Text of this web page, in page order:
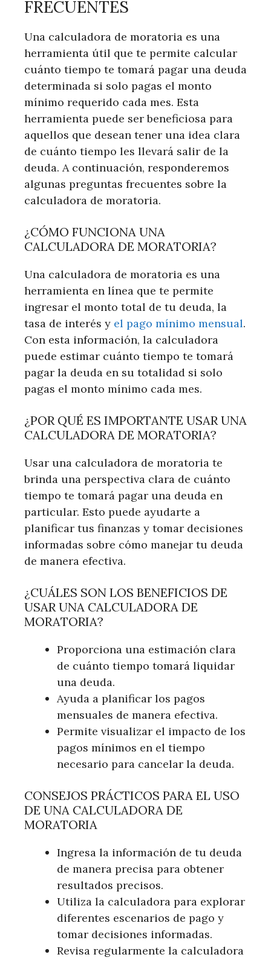
FRECUENTES
Una calculadora de moratoria es una
herramienta útil que te permite calcular
cuánto tiempo te tomará pagar una deuda
determinada si solo pagas el monto
mínimo requerido cada mes. Esta
herramienta puede ser beneficiosa para
aquellos que desean tener una idea clara
de cuánto tiempo les llevará salir de la
deuda. A continuación, responderemos
algunas preguntas frecuentes sobre la
calculadora de moratoria.
¿CÓMO FUNCIONA UNA
CALCULADORA DE MORATORIA?
Una calculadora de moratoria es una
herramienta en línea que te permite
ingresar el monto total de tu deuda, la
tasa de interés y el pago mínimo mensual.
Con esta información, la calculadora
puede estimar cuánto tiempo te tomará
pagar la deuda en su totalidad si solo
pagas el monto mínimo cada mes.
¿POR QUÉ ES IMPORTANTE USAR UNA
CALCULADORA DE MORATORIA?
Usar una calculadora de moratoria te
brinda una perspectiva clara de cuánto
tiempo te tomará pagar una deuda en
particular. Esto puede ayudarte a
planificar tus finanzas y tomar decisiones
informadas sobre cómo manejar tu deuda
de manera efectiva.
¿CUÁLES SON LOS BENEFICIOS DE
USAR UNA CALCULADORA DE
MORATORIA?
Proporciona una estimación clara
de cuánto tiempo tomará liquidar
una deuda.
Ayuda a planificar los pagos
mensuales de manera efectiva.
Permite visualizar el impacto de los
pagos mínimos en el tiempo
necesario para cancelar la deuda.
CONSEJOS PRÁCTICOS PARA EL USO
DE UNA CALCULADORA DE
MORATORIA
Ingresa la información de tu deuda
de manera precisa para obtener
resultados precisos.
Utiliza la calculadora para explorar
diferentes escenarios de pago y
tomar decisiones informadas.
Revisa regularmente la calculadora